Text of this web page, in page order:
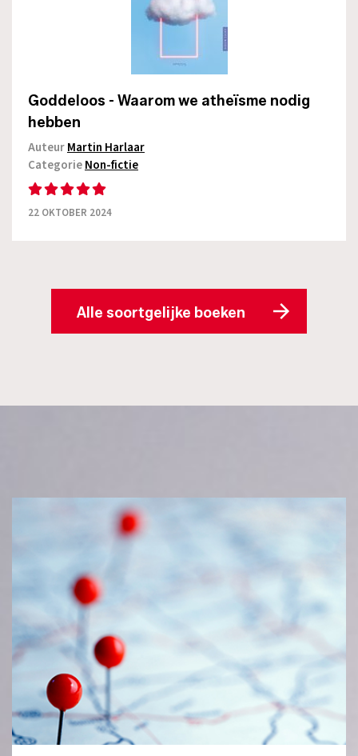
Goddeloos - Waarom we atheïsme nodig
hebben
AuteurMartin Harlaar
CategorieNon-fictie
22 OKTOBER 2024
Alle soortgelijke boeken